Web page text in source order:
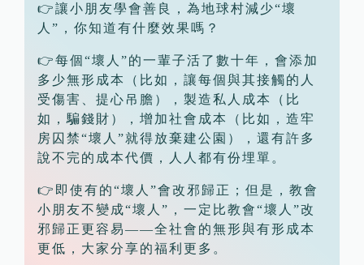
👉讓小朋友學會善良，為地球村減少“壞
人”，你知道有什麼效果嗎？
👉每個“壞人”的一輩子活了數十年，會添加
多少無形成本（比如，讓每個與其接觸的人
受傷害、提心吊膽），製造私人成本（比
如，騙錢財），增加社會成本（比如，造牢
房囚禁“壞人”就得放棄建公園），還有許多
說不完的成本代價，人人都有份埋單。
👉即使有的“壞人”會改邪歸正；但是，教會
小朋友不變成“壞人”，一定比教會“壞人”改
邪歸正更容易——全社會的無形與有形成本
更低，大家分享的福利更多。